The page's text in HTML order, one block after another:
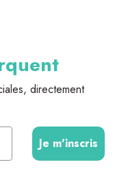
directement
Je m'inscris